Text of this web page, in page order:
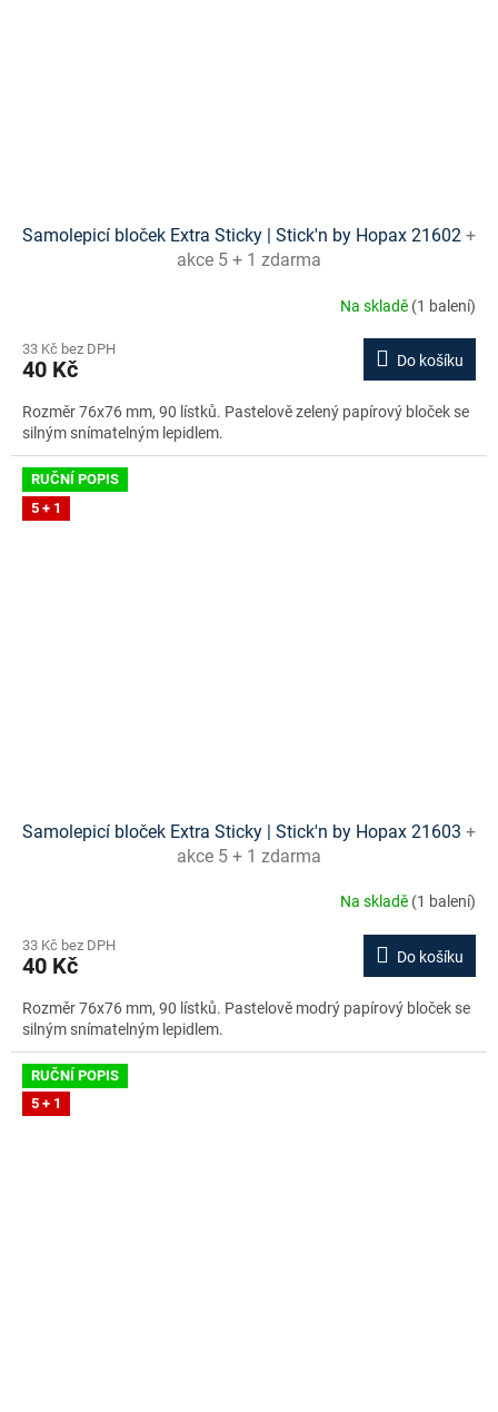
Samolepicí bloček Extra Sticky | Stick'n by Hopax 21602 +
akce 5 + 1 zdarma
Na skladě (1 balení)
33 Kč bez DPH
40 Kč Do košíku
Rozměr 76x76 mm, 90 lístků. Pastelově zelený papírový bloček se
silným snímatelným lepidlem.
RUČNÍ POPIS
5 + 1
Samolepicí bloček Extra Sticky | Stick'n by Hopax 21603 +
akce 5 + 1 zdarma
Na skladě (1 balení)
33 Kč bez DPH
40 Kč Do košíku
Rozměr 76x76 mm, 90 lístků. Pastelově modrý papírový bloček se
silným snímatelným lepidlem.
RUČNÍ POPIS
5 + 1